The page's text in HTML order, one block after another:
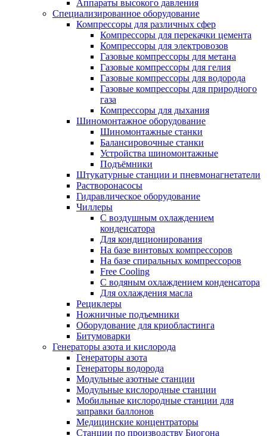
Аппараты высокого давления
Специализированное оборудование
Компрессоры для различных сфер
Компрессоры для перекачки цемента
Компрессоры для электровозов
Газовые компрессоры для метана
Газовые компрессоры для гелия
Газовые компрессоры для водорода
Газовые компрессоры для природного
газа
Компрессоры для дыхания
Шиномонтажное оборудование
Шиномонтажные станки
Балансировочные станки
Устройства шиномонтажные
Подъёмники
Штукатурные станции и пневмонагнетатели
Растворонасосы
Гидравлическое оборудование
Чиллеры
С воздушным охлаждением
конденсатора
Для кондиционирования
На базе винтовых компрессоров
На базе спиральных компрессоров
Free Cooling
С водяным охлаждением конденсатора
Для охлаждения масла
Рециклеры
Ножничные подъемники
Оборудование для криобластинга
Битумоварки
Генераторы азота и кислорода
Генераторы азота
Генераторы водорода
Модульные азотные станции
Модульные кислородные станции
Мобильные кислородные станции для
заправки баллонов
Медицинские концентраторы
Станции по производству Биогона